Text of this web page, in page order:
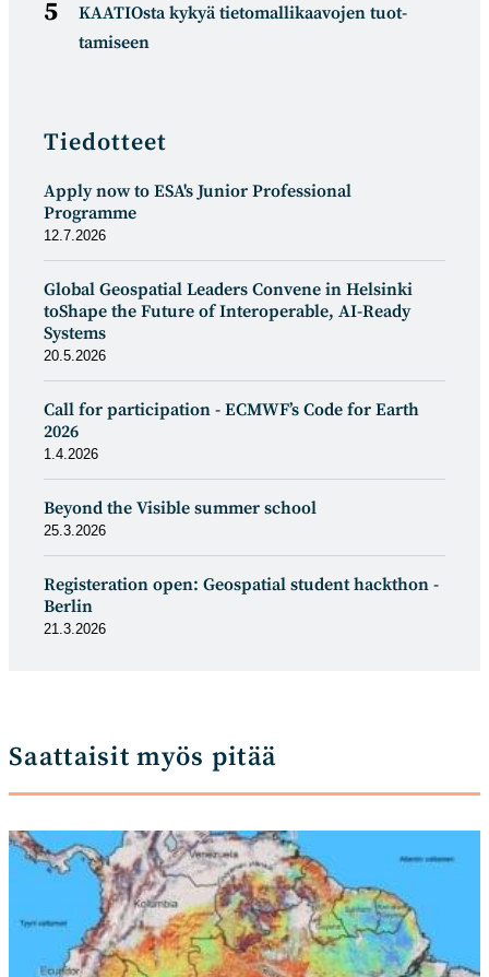
KAATIOsta kykyä tietomal­likaa­vojen tuot­
tamiseen
Tiedotteet
Apply now to ESA's Junior Professional
Programme
12.7.2026
Global Geospatial Leaders Convene in Helsinki
toShape the Future of Interoperable, AI-Ready
Systems
20.5.2026
Call for participation - ECMWF’s Code for Earth
2026
1.4.2026
Beyond the Visible summer school
25.3.2026
Registeration open: Geospatial student hackthon -
Berlin
21.3.2026
Saattaisit myös pitää